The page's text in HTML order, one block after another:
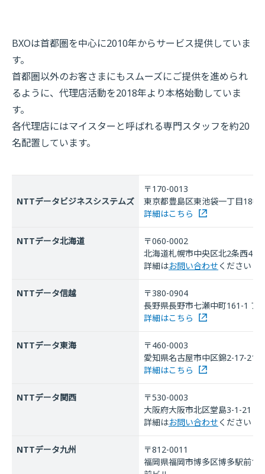
BXOは首都圏を中心に2010年からサービス提供していま
す。
首都圏以外のお客さまにもスムーズにご提供を進められ
るように、代理店活動を2018年より本格始動していま
す。
各代理店にはマイスターと呼ばれる専門スタッフを約20
名配置しています。
NTTデータビジネスシステムズ
〒170-0013
東京都豊島区東池袋一丁目18
詳細はこちら
NTTデータ北海道
〒060-0002
北海道札幌市中央区北2条西4-1
詳細はお問い合わせ ください
NTTデータ信越
〒380-0904
長野県長野市七瀬中町161-1 ア
詳細はこちら
NTTデータ東海
〒460-0003
愛知県名古屋市中区錦2-17-21
詳細はこちら
NTTデータ関西
〒530-0003
大阪府大阪市北区堂島3-1-21
詳細はお問い合わせ ください
NTTデータ九州
〒812-0011
福岡県福岡市博多区博多駅前1-